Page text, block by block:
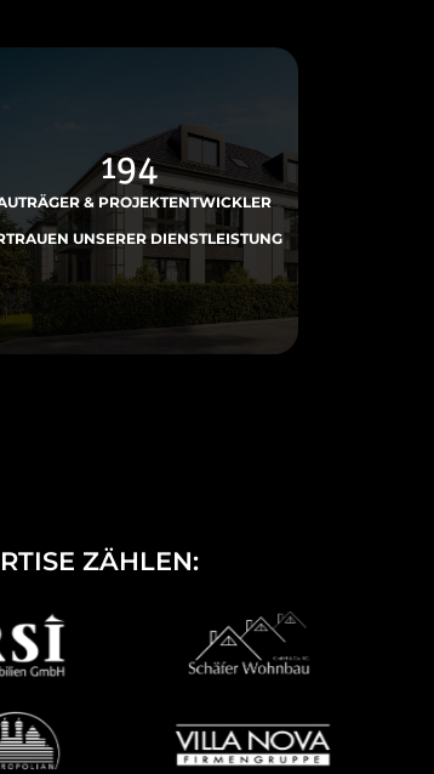
& PROJEKTENTWICKLER
UNSERER DIENSTLEISTUNG
499
ZÄHLEN: